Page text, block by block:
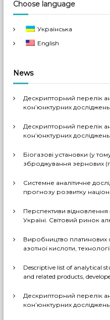
t
i
n
Choose language
Українська
English
News
Дескрипторний перелік
кон’юнктурних
Дескрипторний перелік
кон’юнктурних досліджень (НТР), які виконані аналітиками
Біогазові установки (у
зброджування зернових
рішення,
з отриманням проміжних і
добрива тощо).
впровадження цих
Системне аналітичне
прогнозу розвитку
декількома можливими
Перспективи
Україні. Світовий ринок
Виробництво платинових
азотної кислоти,
Descriptive list of analytical studies on selected liquid chemical
and related products, developed by analysts at the State
Economic Information in the
(EN version)
Дескрипторний перелік
кон’юнктурних